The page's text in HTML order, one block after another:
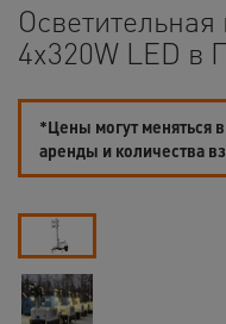
4x320W LED в
*Цены могут меняться
аренды и количества